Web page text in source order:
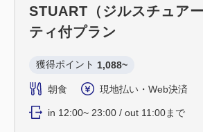
STUART（ジルスチュア
ティ付プラン
獲得ポイント 1,088~
朝食 現地払い・Web決済
in 12:00~ 23:00 / out 11:00まで